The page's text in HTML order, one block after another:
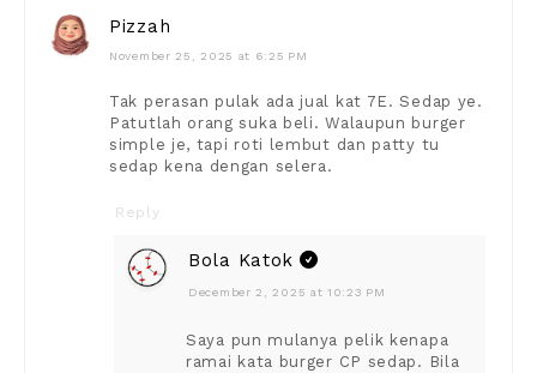
Pizzah
November 25, 2025 at 6:25 PM
Tak perasan pulak ada jual kat 7E. Sedap ye.
Patutlah orang suka beli. Walaupun burger
simple je, tapi roti lembut dan patty tu
sedap kena dengan selera.
Reply
Bola Katok
December 2, 2025 at 10:23 PM
Saya pun mulanya pelik kenapa
ramai kata burger CP sedap. Bila